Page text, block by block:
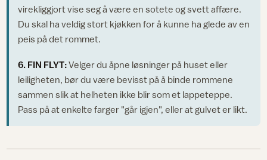
virekliggjort vise seg å være en sotete og svett affære.
Du skal ha veldig stort kjøkken for å kunne ha glede av en
peis på det rommet.
6. FIN FLYT:Velger du åpne løsninger på huset eller
leiligheten, bør du være bevisst på å binde rommene
sammen slik at helheten ikke blir som et lappeteppe.
Pass på at enkelte farger "går igjen", eller at gulvet er likt.